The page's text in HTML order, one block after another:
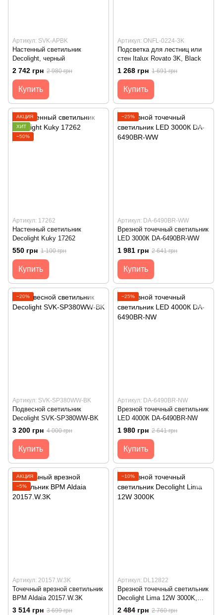
Артикул: SVK-APBK
Настенный светильник
Decolight, черный
2 742 грн 2 980 грн
Купить
Артикул: ONFL-0224-3K
Подсветка для лестниц или
стен Italux Rovato 3K, Black
1 268 грн 1 691 грн
Купить
АКЦИЯ
ХИТ
−50%
Артикул: 17262
Настенный светильник
Decolight Kuky 17262
550 грн 1 100 грн
Купить
−25%
Артикул: DA-6490BR-WW
Врезной точечный светильник
LED 3000К DA-6490BR-WW
1 981 грн 2 641 грн
Купить
−20%
Артикул: SVK-SP380WW-BK
Подвесной светильник
Decolight SVK-SP380WW-BK
3 200 грн 4 000 грн
Купить
−25%
Артикул: DA-6490BR-NW
Врезной точечный светильник
LED 4000К DA-6490BR-NW
1 980 грн 2 641 грн
Купить
АКЦИЯ
−5%
Артикул: 20157.W.3K
Точечный врезной светильник
BPM Aldaia 20157.W.3K
3 514 грн 3 699 грн
−10%
Артикул: DL12822
Врезной точечный светильник
Decolight Lima 12W 3000K,
White
2 484 грн 2 760 грн